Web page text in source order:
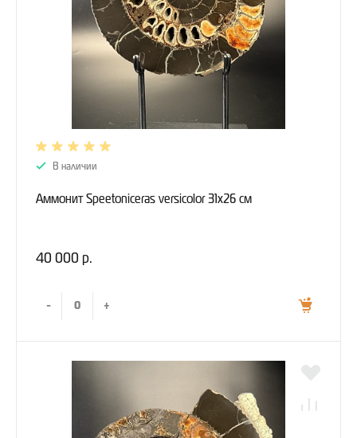
В наличии
Аммонит Speetoniceras versicolor 31х26 см
40 000 р.
- +